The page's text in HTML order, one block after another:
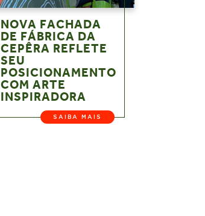
NOVA FACHADA
DE FÁBRICA DA
CEPÊRA REFLETE
SEU
POSICIONAMENTO
COM ARTE
INSPIRADORA
SAIBA MAIS